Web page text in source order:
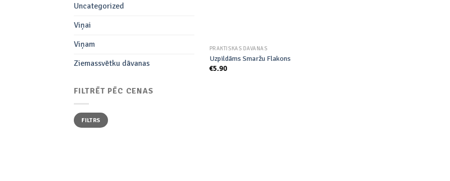
Uncategorized
Viņai
Viņam
Ziemassvētku dāvanas
FILTRĒT PĒC CENAS
Min.
cena
Maks.
cenaFILTRS
PRAKTISKAS DĀVANAS
Uzpildāms Smaržu Flakons
€5.90